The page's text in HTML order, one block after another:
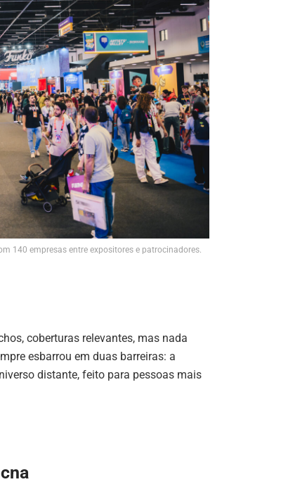
140 empresas entre expositores e patrocinadores.
coberturas relevantes, mas nada
esbarrou em duas barreiras: a
distante, feito para pessoas mais